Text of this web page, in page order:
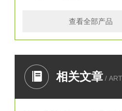
查看全部产品
相关文章 /